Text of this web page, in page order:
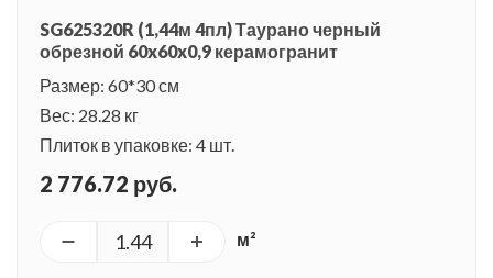
SG625320R (1,44м 4пл) Таурано черный
обрезной 60x60x0,9 керамогранит
Размер: 60*30 см
Вес: 28.28 кг
Плиток в упаковке: 4 шт.
2 776.72 руб.
м²